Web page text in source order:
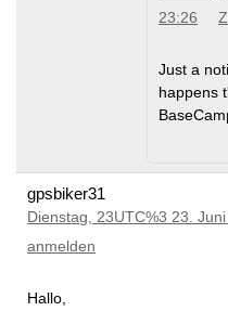
23:26
Just a
happens
gpsbiker31
Dienstag, 23UTC%3 23.
anmelden
Hallo,